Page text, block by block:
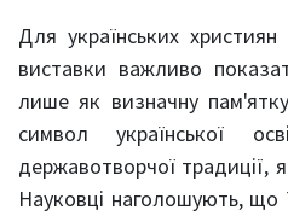
Для українських християн
виставки важливо
лише як визначну
символ української
державотворчої традиції,
Науковці наголошують, що